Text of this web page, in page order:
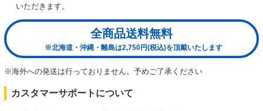
いただきます。
全商品送料無料
※北海道・沖縄・離島は2,750円(税込)を頂戴いたします
※海外への発送は行っておりません。予めご了承ください
カスタマーサポートについて